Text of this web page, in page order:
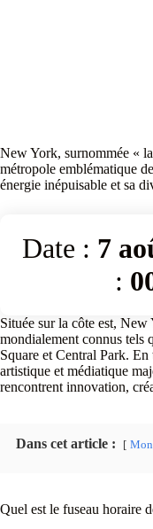
New York, surnommée «
métropole emblématique
énergie inépuisable et sa
Date : 7
:
Située sur la côte est,
mondialement connus tels
Square et Central Park.
artistique et médiatique
rencontrent innovation,
Dans cet article :
Quel est le fuseau horaire